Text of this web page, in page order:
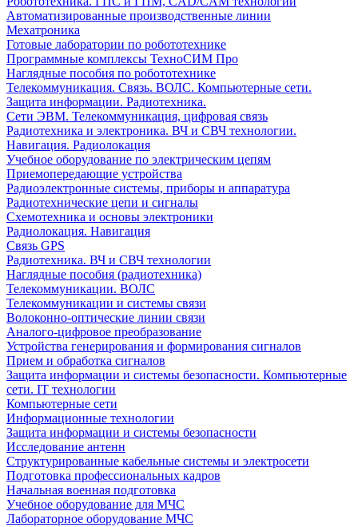
Автоматизированные производственные линии
Мехатроника
Готовые лаборатории по робототехнике
Программные комплексы ТехноСИМ Про
Наглядные пособия по робототехнике
Телекоммуникация. Связь. ВОЛС. Компьютерные сети.
Защита информации. Радиотехника.
Сети ЭВМ. Телекоммуникация, цифровая связь
Радиотехника и электроника. ВЧ и СВЧ технологии.
Навигация. Радиолокация
Учебное оборудование по электрическим цепям
Приемопередающие устройства
Радиоэлектронные системы, приборы и аппаратура
Радиотехнические цепи и сигналы
Схемотехника и основы электроники
Радиолокация. Навигация
Связь GPS
Радиотехника. ВЧ и СВЧ технологии
Наглядные пособия (радиотехника)
Телекоммуникации. ВОЛС
Телекоммуникации и системы связи
Волоконно-оптические линии связи
Аналого-цифровое преобразование
Устройства генерирования и формирования сигналов
Прием и обработка сигналов
Защита информации и системы безопасности. Компьютерные
сети. IT технологии
Компьютерные сети
Информационные технологии
Защита информации и системы безопасности
Исследование антенн
Структурированные кабельные системы и электросети
Подготовка профессиональных кадров
Начальная военная подготовка
Учебное оборудование для МЧС
Лабораторное оборудование МЧС